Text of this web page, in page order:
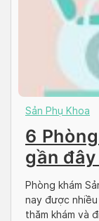
Sản Phụ Khoa
6
gần
Phòng khám
nay được
thăm khám và